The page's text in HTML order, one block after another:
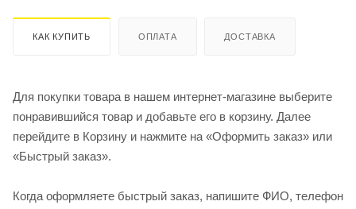
КАК КУПИТЬ ОПЛАТА ДОСТАВКА
Для покупки товара в нашем интернет-магазине выберите
понравившийся товар и добавьте его в корзину. Далее
перейдите в Корзину и нажмите на «Оформить заказ» или
«Быстрый заказ».
Когда оформляете быстрый заказ, напишите ФИО, телефон